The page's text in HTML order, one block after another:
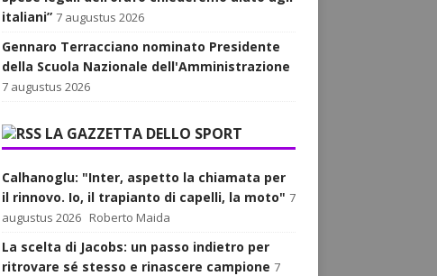
italiani” 7 augustus 2026
Gennaro Terracciano nominato Presidente
della Scuola Nazionale dell'Amministrazione
7 augustus 2026
LA GAZZETTA DELLO SPORT
Calhanoglu: "Inter, aspetto la chiamata per
il rinnovo. Io, il trapianto di capelli, la moto" 7
augustus 2026 Roberto Maida
La scelta di Jacobs: un passo indietro per
ritrovare sé stesso e rinascere campione 7